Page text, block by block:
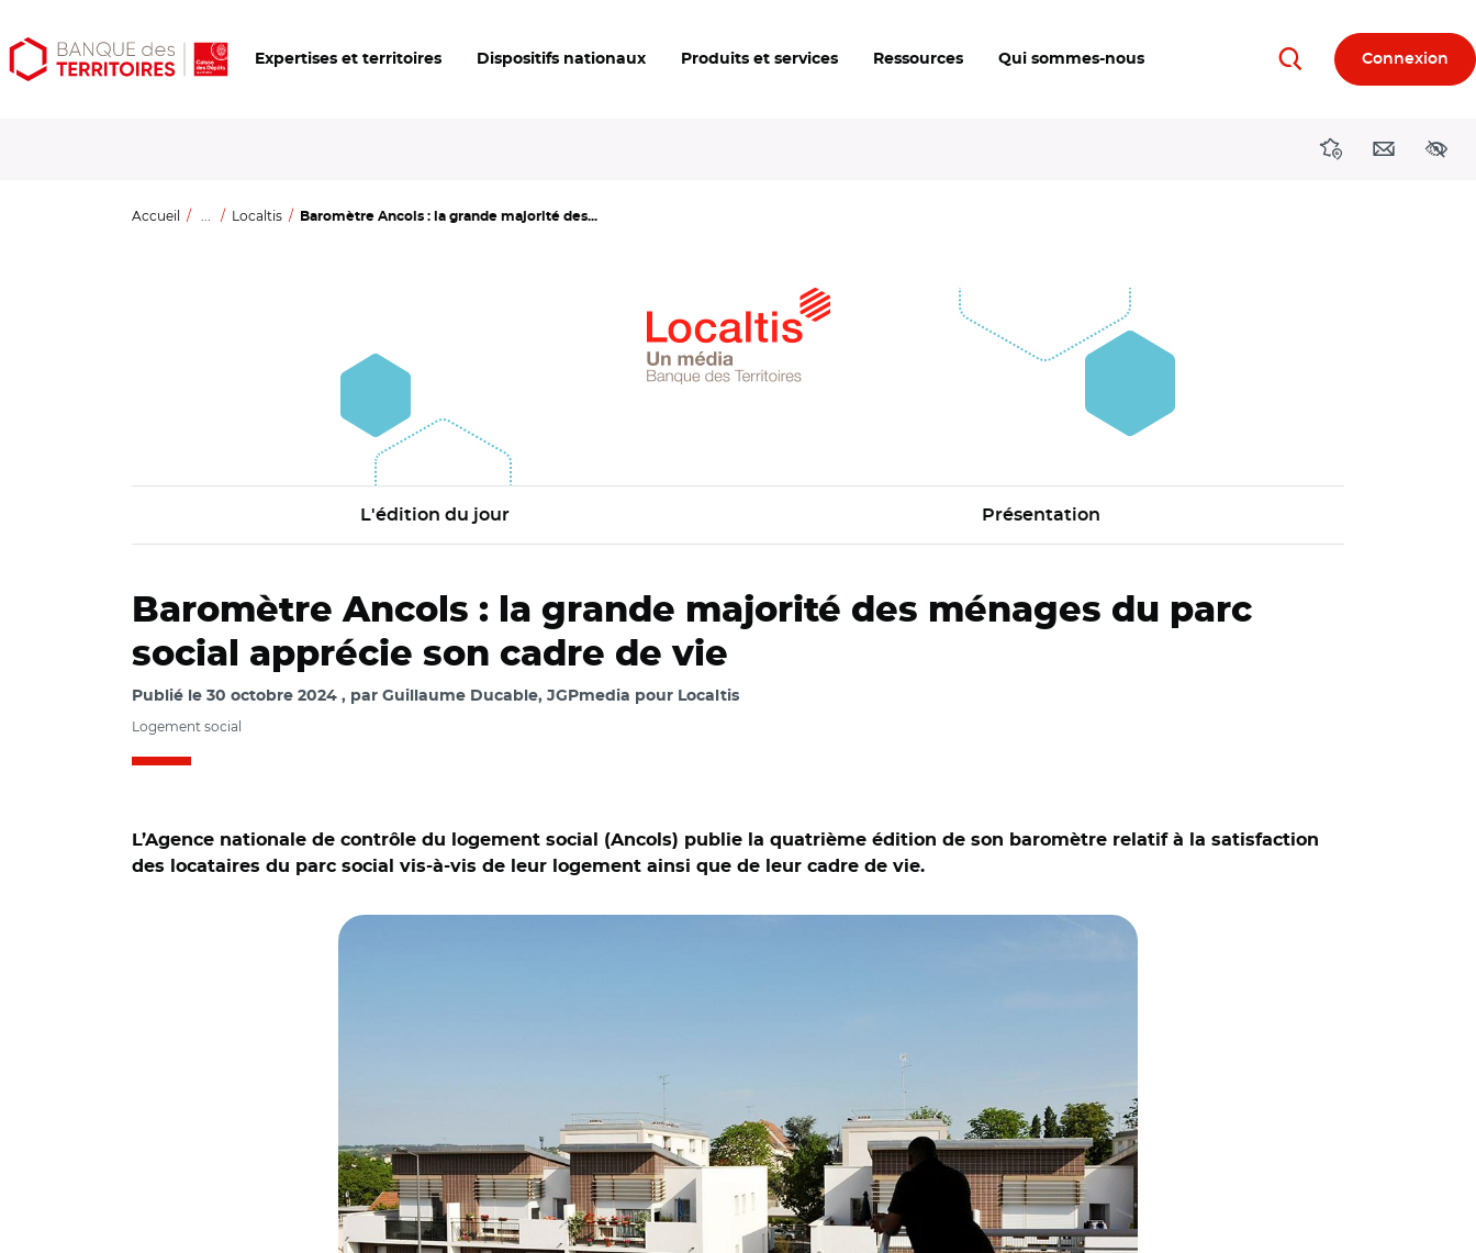
Aller
au
Aller
au
Ouvrir
les
Expertises et territoires Dispositifs nationaux Produits et services Ressources Qui sommes-nous RechercherConnexion
DirectionsContact
Accueil ... Localtis Baromètre Ancols : la grande majorité des...
L'édition du jour Présentation
Baromètre Ancols : la grande majorité des ménages du parc
social apprécie son cadre de vie
Publié le 30 octobre 2024 par Guillaume Ducable, JGPmedia pour Localtis
Logement social
L’Agence nationale de contrôle du logement social (Ancols) publie la quatrième édition de son baromètre relatif à la satisfaction
des locataires du parc social vis-à-vis de leur logement ainsi que de leur cadre de vie.